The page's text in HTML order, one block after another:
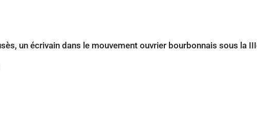
un écrivain dans le mouvement ouvrier bourbonnais sous la